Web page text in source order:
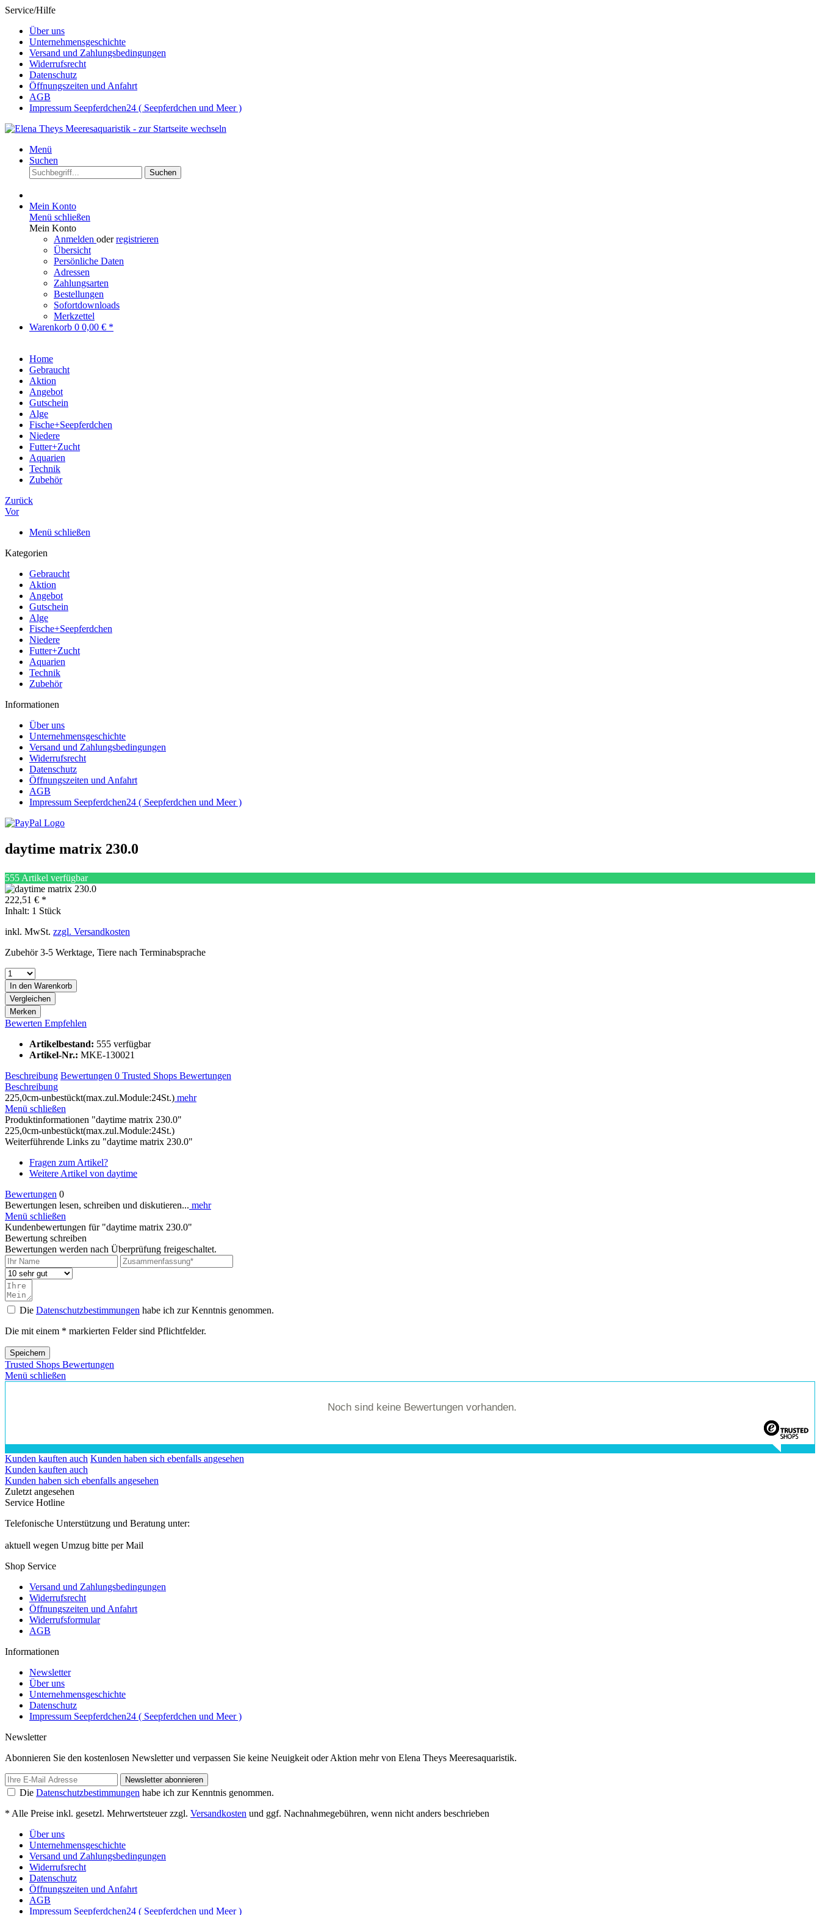
Service/Hilfe
Über uns
Unternehmensgeschichte
Versand und Zahlungsbedingungen
Widerrufsrecht
Datenschutz
Öffnungszeiten und Anfahrt
AGB
Impressum Seepferdchen24 ( Seepferdchen und Meer )
Menü
Suchen
Suchen
Mein Konto
Menü schließen
Mein Konto
Anmelden oderregistrieren
Übersicht
Persönliche Daten
Adressen
Zahlungsarten
Bestellungen
Sofortdownloads
Merkzettel
Warenkorb 0 0,00 € *
Home
Gebraucht
Aktion
Angebot
Gutschein
Alge
Fische+Seepferdchen
Niedere
Futter+Zucht
Aquarien
Technik
Zubehör
Zurück
Vor
Menü schließen
Kategorien
Gebraucht
Aktion
Angebot
Gutschein
Alge
Fische+Seepferdchen
Niedere
Futter+Zucht
Aquarien
Technik
Zubehör
Informationen
Über uns
Unternehmensgeschichte
Versand und Zahlungsbedingungen
Widerrufsrecht
Datenschutz
Öffnungszeiten und Anfahrt
AGB
Impressum Seepferdchen24 ( Seepferdchen und Meer )
daytime matrix 230.0
555 Artikel verfügbar
222,51 € *
Inhalt: 1 Stück
inkl. MwSt. zzgl. Versandkosten
Zubehör 3-5 Werktage, Tiere nach Terminabsprache
In den Warenkorb
Vergleichen
Merken
Bewerten Empfehlen
Artikelbestand: 555 verfügbar
Artikel-Nr.: MKE-130021
Beschreibung Bewertungen 0 Trusted Shops Bewertungen
Beschreibung
225,0cm-unbestückt(max.zul.Module:24St.) mehr
Menü schließen
Produktinformationen "daytime matrix 230.0"
225,0cm-unbestückt(max.zul.Module:24St.)
Weiterführende Links zu "daytime matrix 230.0"
Fragen zum Artikel?
Weitere Artikel von daytime
Bewertungen 0
Bewertungen lesen, schreiben und diskutieren... mehr
Menü schließen
Kundenbewertungen für "daytime matrix 230.0"
Bewertung schreiben
Bewertungen werden nach Überprüfung freigeschaltet.
Die Datenschutzbestimmungen habe ich zur Kenntnis genommen.
Die mit einem * markierten Felder sind Pflichtfelder.
Speichern
Trusted Shops Bewertungen
Menü schließen
Noch sind keine Bewertungen vorhanden.
Kunden kauften auch Kunden haben sich ebenfalls angesehen
Kunden kauften auch
Kunden haben sich ebenfalls angesehen
Zuletzt angesehen
Service Hotline
Telefonische Unterstützung und Beratung unter:
aktuell wegen Umzug bitte per Mail
Shop Service
Versand und Zahlungsbedingungen
Widerrufsrecht
Öffnungszeiten und Anfahrt
Widerrufsformular
AGB
Informationen
Newsletter
Über uns
Unternehmensgeschichte
Datenschutz
Impressum Seepferdchen24 ( Seepferdchen und Meer )
Newsletter
Abonnieren Sie den kostenlosen Newsletter und verpassen Sie keine Neuigkeit oder Aktion mehr von Elena Theys Meeresaquaristik.
Newsletter abonnieren
Die Datenschutzbestimmungen habe ich zur Kenntnis genommen.
* Alle Preise inkl. gesetzl. Mehrwertsteuer zzgl. Versandkosten und ggf. Nachnahmegebühren, wenn nicht anders beschrieben
Über uns
Unternehmensgeschichte
Versand und Zahlungsbedingungen
Widerrufsrecht
Datenschutz
Öffnungszeiten und Anfahrt
AGB
Impressum Seepferdchen24 ( Seepferdchen und Meer )